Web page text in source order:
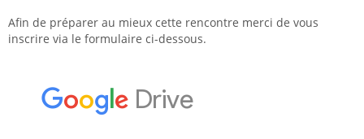
Afin de préparer au mieux cette rencontre merci de vous
inscrire via le formulaire ci-dessous.